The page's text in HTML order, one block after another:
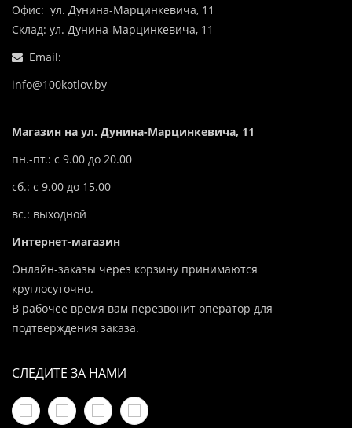
Офис: ул. Дунина-Марцинкевича, 11
Склад: ул. Дунина-Марцинкевича, 11
Email:
info@100kotlov.by
Магазин на ул. Дунина-Марцинкевича, 11
пн.-пт.: с 9.00 до 20.00
сб.: с 9.00 до 15.00
вс.: выходной
Интернет-магазин
Онлайн-заказы через корзину принимаются
круглосуточно.
В рабочее время вам перезвонит оператор для
подтверждения заказа.
СЛЕДИТЕ ЗА НАМИ